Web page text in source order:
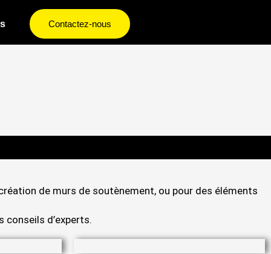
Contactez-nous
de murs de soutènement, ou pour des éléments
d’experts.